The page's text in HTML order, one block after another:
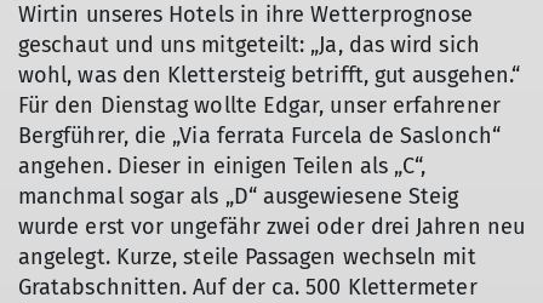
Wirtin unseres Hotels in ihre Wetterprognose
geschaut und uns mitgeteilt: „Ja, das wird sich
wohl, was den Klettersteig betrifft, gut ausgehen.“
Für den Dienstag wollte Edgar, unser erfahrener
Bergführer, die „Via ferrata Furcela de Saslonch“
angehen. Dieser in einigen Teilen als „C“,
manchmal sogar als „D“ ausgewiesene Steig
wurde erst vor ungefähr zwei oder drei Jahren neu
angelegt. Kurze, steile Passagen wechseln mit
Gratabschnitten. Auf der ca. 500 Klettermeter